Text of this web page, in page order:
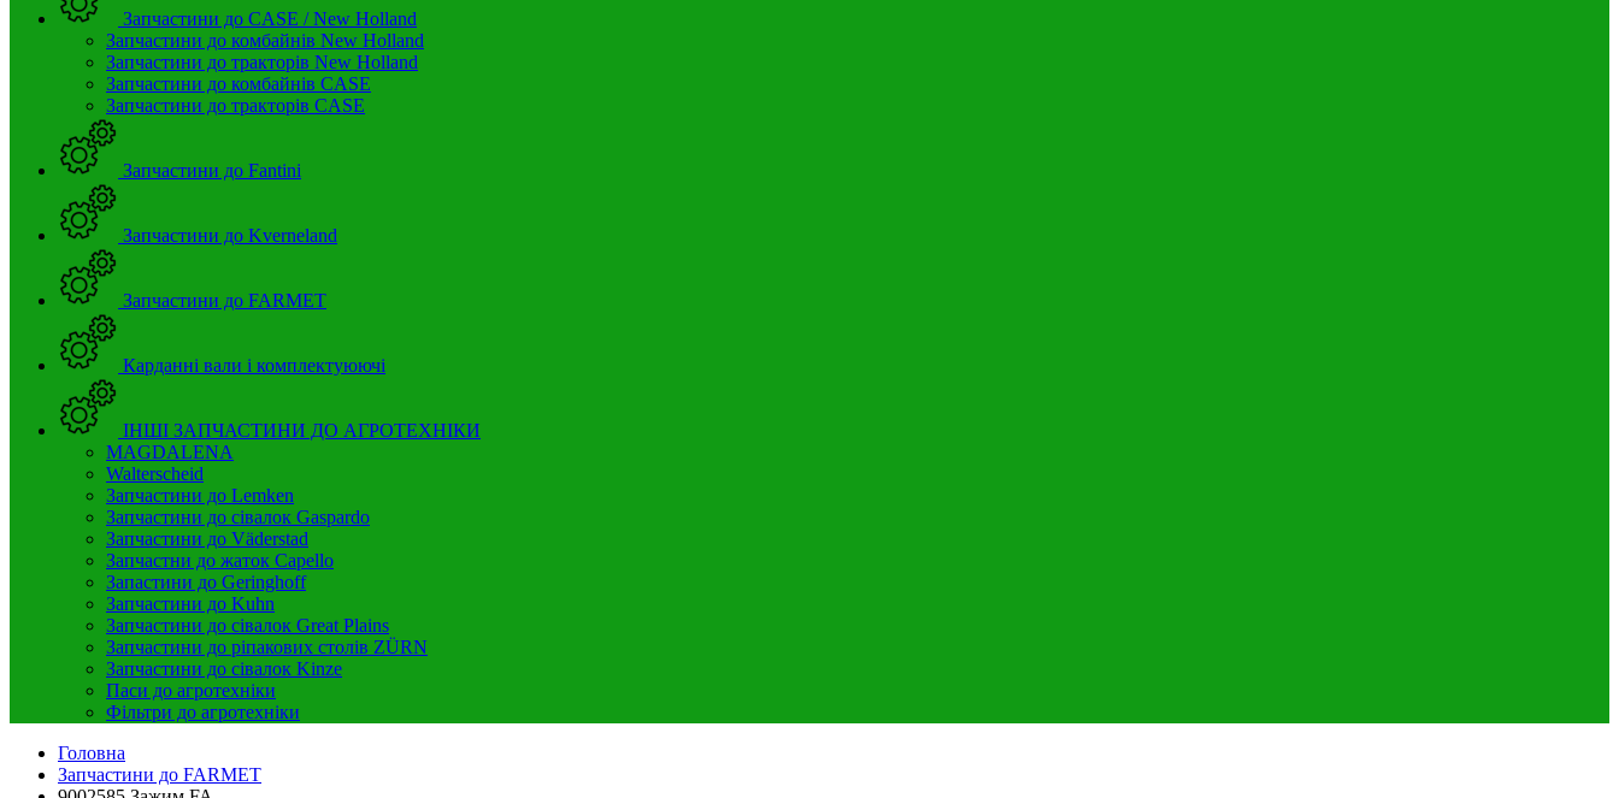
Запчастини до CASE / New Holland
Запчастини до комбайнів New Holland
Запчастини до тракторів New Holland
Запчастини до комбайнів CASE
Запчастини до тракторів CASE
Запчастини до Fantini
Запчастини до Kverneland
Запчастини до FARMET
Карданні вали і комплектуюючі
ІНШІ ЗАПЧАСТИНИ ДО АГРОТЕХНІКИ
MAGDALENA
Walterscheid
Запчастини до Lemken
Запчастини до сівалок Gaspardo
Запчастини до Väderstad
Запчастни до жаток Capello
Запастини до Geringhoff
Запчастини до Kuhn
Запчастини до сівалок Great Plains
Запчастини до ріпакових столів ZÜRN
Запчастини до сівалок Kinze
Паси до агротехніки
Фільтри до агротехніки
Головна
Запчастини до FARMET